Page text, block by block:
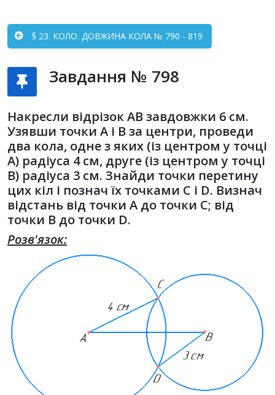
§ 23. КОЛО. ДОВЖИНА КОЛА № 790 - 819
Завдання № 798
Накресли відрізок AB завдовжки 6 см.
Узявши точки A і B за центри, проведи
два кола, одне з яких (із центром у точці
A) радіуса 4 см, друге (із центром у точці
B) радіуса 3 см. Знайди точки перетину
цих кіл і познач їх точками C і D. Визнач
відстань від точки A до точки C; від
точки B до точки D.
Розв'язок: